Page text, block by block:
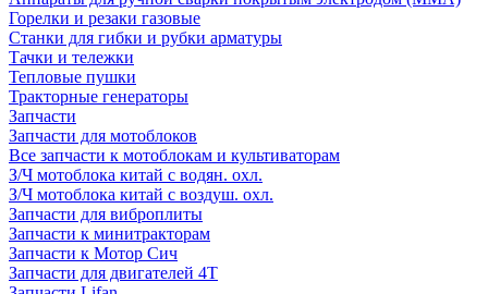
Горелки и резаки газовые
Станки для гибки и рубки арматуры
Тачки и тележки
Тепловые пушки
Тракторные генераторы
Запчасти
Запчасти для мотоблоков
Все запчасти к мотоблокам и культиваторам
З/Ч мотоблока китай с водян. охл.
З/Ч мотоблока китай с воздуш. охл.
Запчасти для виброплиты
Запчасти к минитракторам
Запчасти к Мотор Сич
Запчасти для двигателей 4Т